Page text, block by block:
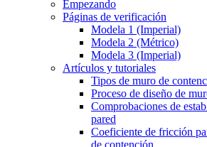
Empezando
Páginas de verificación
Modela 1 (Imperial)
Modela 2 (Métrico)
Modela 3 (Imperial)
Artículos y tutoriales
Tipos de muro de
Proceso de diseño de
Comprobaciones de
pared
Coeficiente de fricción